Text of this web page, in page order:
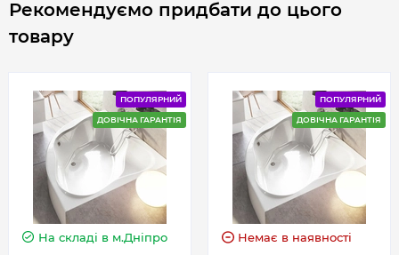
Рекомендуємо придбати до цього
товару
ПОПУЛЯРНИЙ
ДОВІЧНА ГАРАНТІЯ
На складі в м.Дніпро
ПОПУЛЯРНИЙ
ДОВІЧНА ГАРАНТІЯ
Немає в наявності